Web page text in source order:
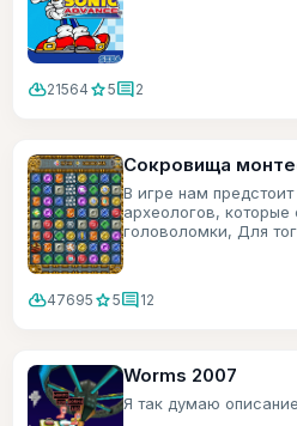
cloud_download21564 star5comment2
Сокровища
В игре нам
археологов,
головоломки, Для
cloud_download47695 star5comment12
Worms 2007
Я так думаю